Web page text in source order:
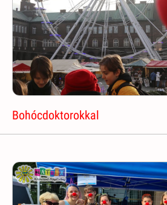
Bohócdoktorokkal